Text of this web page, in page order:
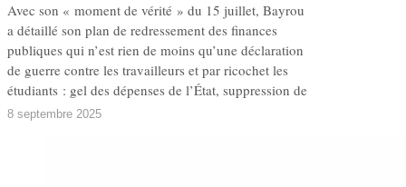
Avec son « moment de vérité » du 15 juillet, Bayrou
a détaillé son plan de redressement des finances
publiques qui n’est rien de moins qu’une déclaration
de guerre contre les travailleurs et par ricochet les
étudiants : gel des dépenses de l’État, suppression de
8 septembre 2025